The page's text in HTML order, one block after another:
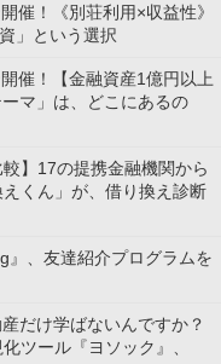
催！《別荘利用×収益性》
」という選択
催！【金融資産1億円以上
マ」は、どこにあるの
】17の提携金融機関から
くん」が、借り換え診断
』、友達紹介プログラムを
だけ学ばないんですか？
ツール『ヨソック』、